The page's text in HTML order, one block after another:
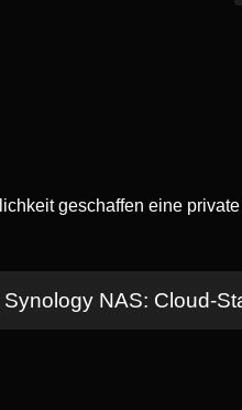
geschaffen eine
NAS: Cloud-